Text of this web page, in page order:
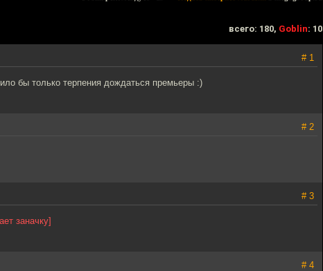
всего: 180, Goblin: 10
# 1
бы только терпения дождаться премьеры :)
# 2
# 3
заначку]
# 4